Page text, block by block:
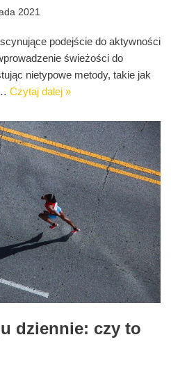
2021
podejście do aktywności
świeżości do
nietypowe metody, takie jak
Czytaj dalej »
dziennie: czy to